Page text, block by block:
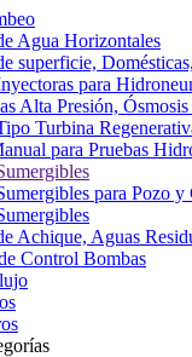
Agua Horizontales
superficie,
para
Alta Presión, Ósmosis
Turbina
para Pruebas
para Pozo y
Achique, Aguas
Control Bombas